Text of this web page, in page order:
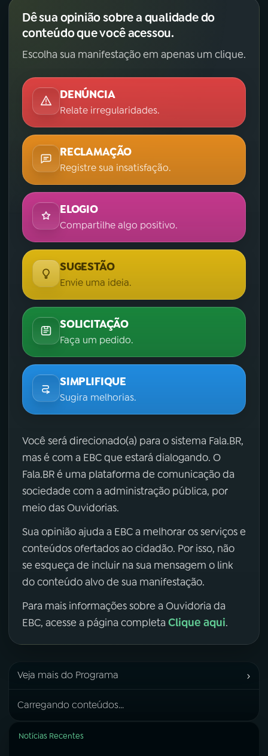
Dê sua opinião sobre a qualidade do
conteúdo que você acessou.
Escolha sua manifestação em apenas um clique.
DENÚNCIA
Relate irregularidades.
RECLAMAÇÃO
Registre sua insatisfação.
ELOGIO
Compartilhe algo positivo.
SUGESTÃO
Envie uma ideia.
SOLICITAÇÃO
Faça um pedido.
SIMPLIFIQUE
Sugira melhorias.
Você será direcionado(a) para o sistema Fala.BR,
mas é com a EBC que estará dialogando. O
Fala.BR é uma plataforma de comunicação da
sociedade com a administração pública, por
meio das Ouvidorias.
Sua opinião ajuda a EBC a melhorar os serviços e
conteúdos ofertados ao cidadão. Por isso, não
se esqueça de incluir na sua mensagem o link
do conteúdo alvo de sua manifestação.
Para mais informações sobre a Ouvidoria da
EBC, acesse a página completa Clique aqui.
Veja mais do Programa ›
Carregando conteúdos...
Notícias Recentes